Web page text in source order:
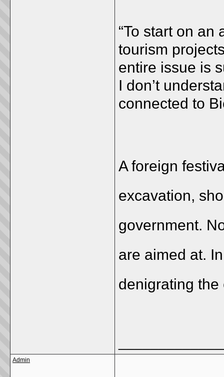
“To start on
tourism
entire issue is
I don’t
connected to
A foreign
excavation,
government.
are aimed at.
denigrating
Admin